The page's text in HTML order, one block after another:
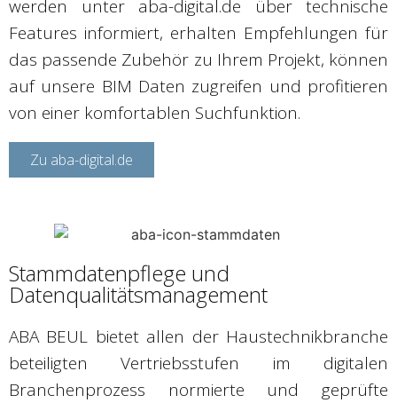
werden unter aba-digital.de über technische
Features informiert, erhalten Empfehlungen für
das passende Zubehör zu Ihrem Projekt, können
auf unsere BIM Daten zugreifen und profitieren
von einer komfortablen Suchfunktion.
Zu aba-digital.de
Stammdatenpflege und
Datenqualitätsmanagement
ABA BEUL bietet allen der Haustechnikbranche
beteiligten Vertriebsstufen im digitalen
Branchenprozess normierte und geprüfte